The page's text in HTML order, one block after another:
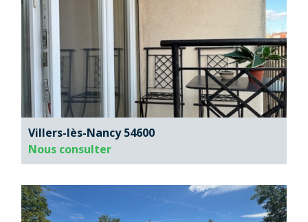
Villers-lès-Nancy 54600
Nous consulter